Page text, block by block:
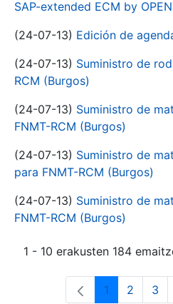
SAP-extended ECM by
(24-07-13) Edición de
(24-07-13) Suministro de
RCM (Burgos)
(24-07-13) Suministro de
FNMT-RCM (Burgos)
(24-07-13) Suministro de
para FNMT-RCM (Burgos)
(24-07-13) Suministro de
FNMT-RCM (Burgos)
1 - 10 erakusten 184
Orrialdea
1 2 3